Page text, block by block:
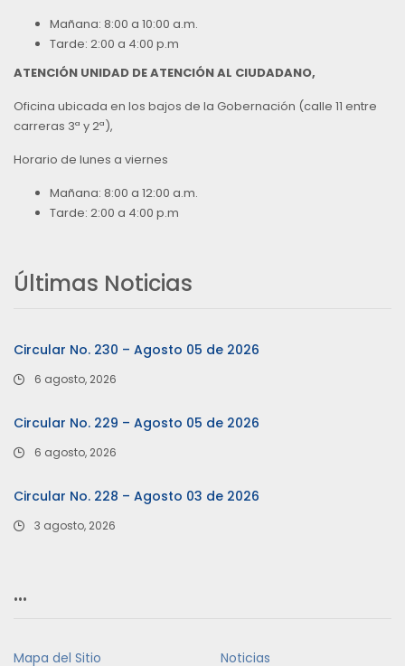
Mañana: 8:00 a 10:00 a.m.
Tarde: 2:00 a 4:00 p.m
ATENCIÓN UNIDAD DE ATENCIÓN AL CIUDADANO,
Oficina ubicada en los bajos de la Gobernación (calle 11 entre
carreras 3ª y 2ª),
Horario de lunes a viernes
Mañana: 8:00 a 12:00 a.m.
Tarde: 2:00 a 4:00 p.m
Últimas Noticias
Circular No. 230 – Agosto 05 de 2026
6 agosto, 2026
Circular No. 229 – Agosto 05 de 2026
6 agosto, 2026
Circular No. 228 – Agosto 03 de 2026
3 agosto, 2026
…
Mapa del Sitio Noticias